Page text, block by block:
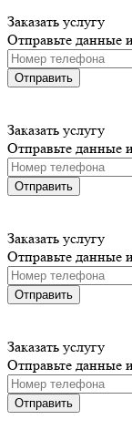
Заказать услугу
Отправьте данные
Отправить
Заказать услугу
Отправьте данные
Отправить
Заказать услугу
Отправьте данные
Отправить
Заказать услугу
Отправьте данные
Отправить